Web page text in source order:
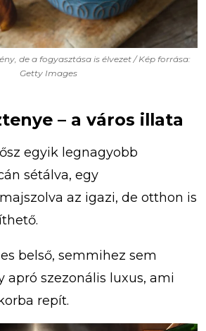
de a fogyasztása is élvezet / Kép forrása:
Getty Images
– a város illata
egyik legnagyobb
sétálva, egy
az igazi, de otthon is
belső, semmihez sem
apró szezonális luxus, ami
repít.